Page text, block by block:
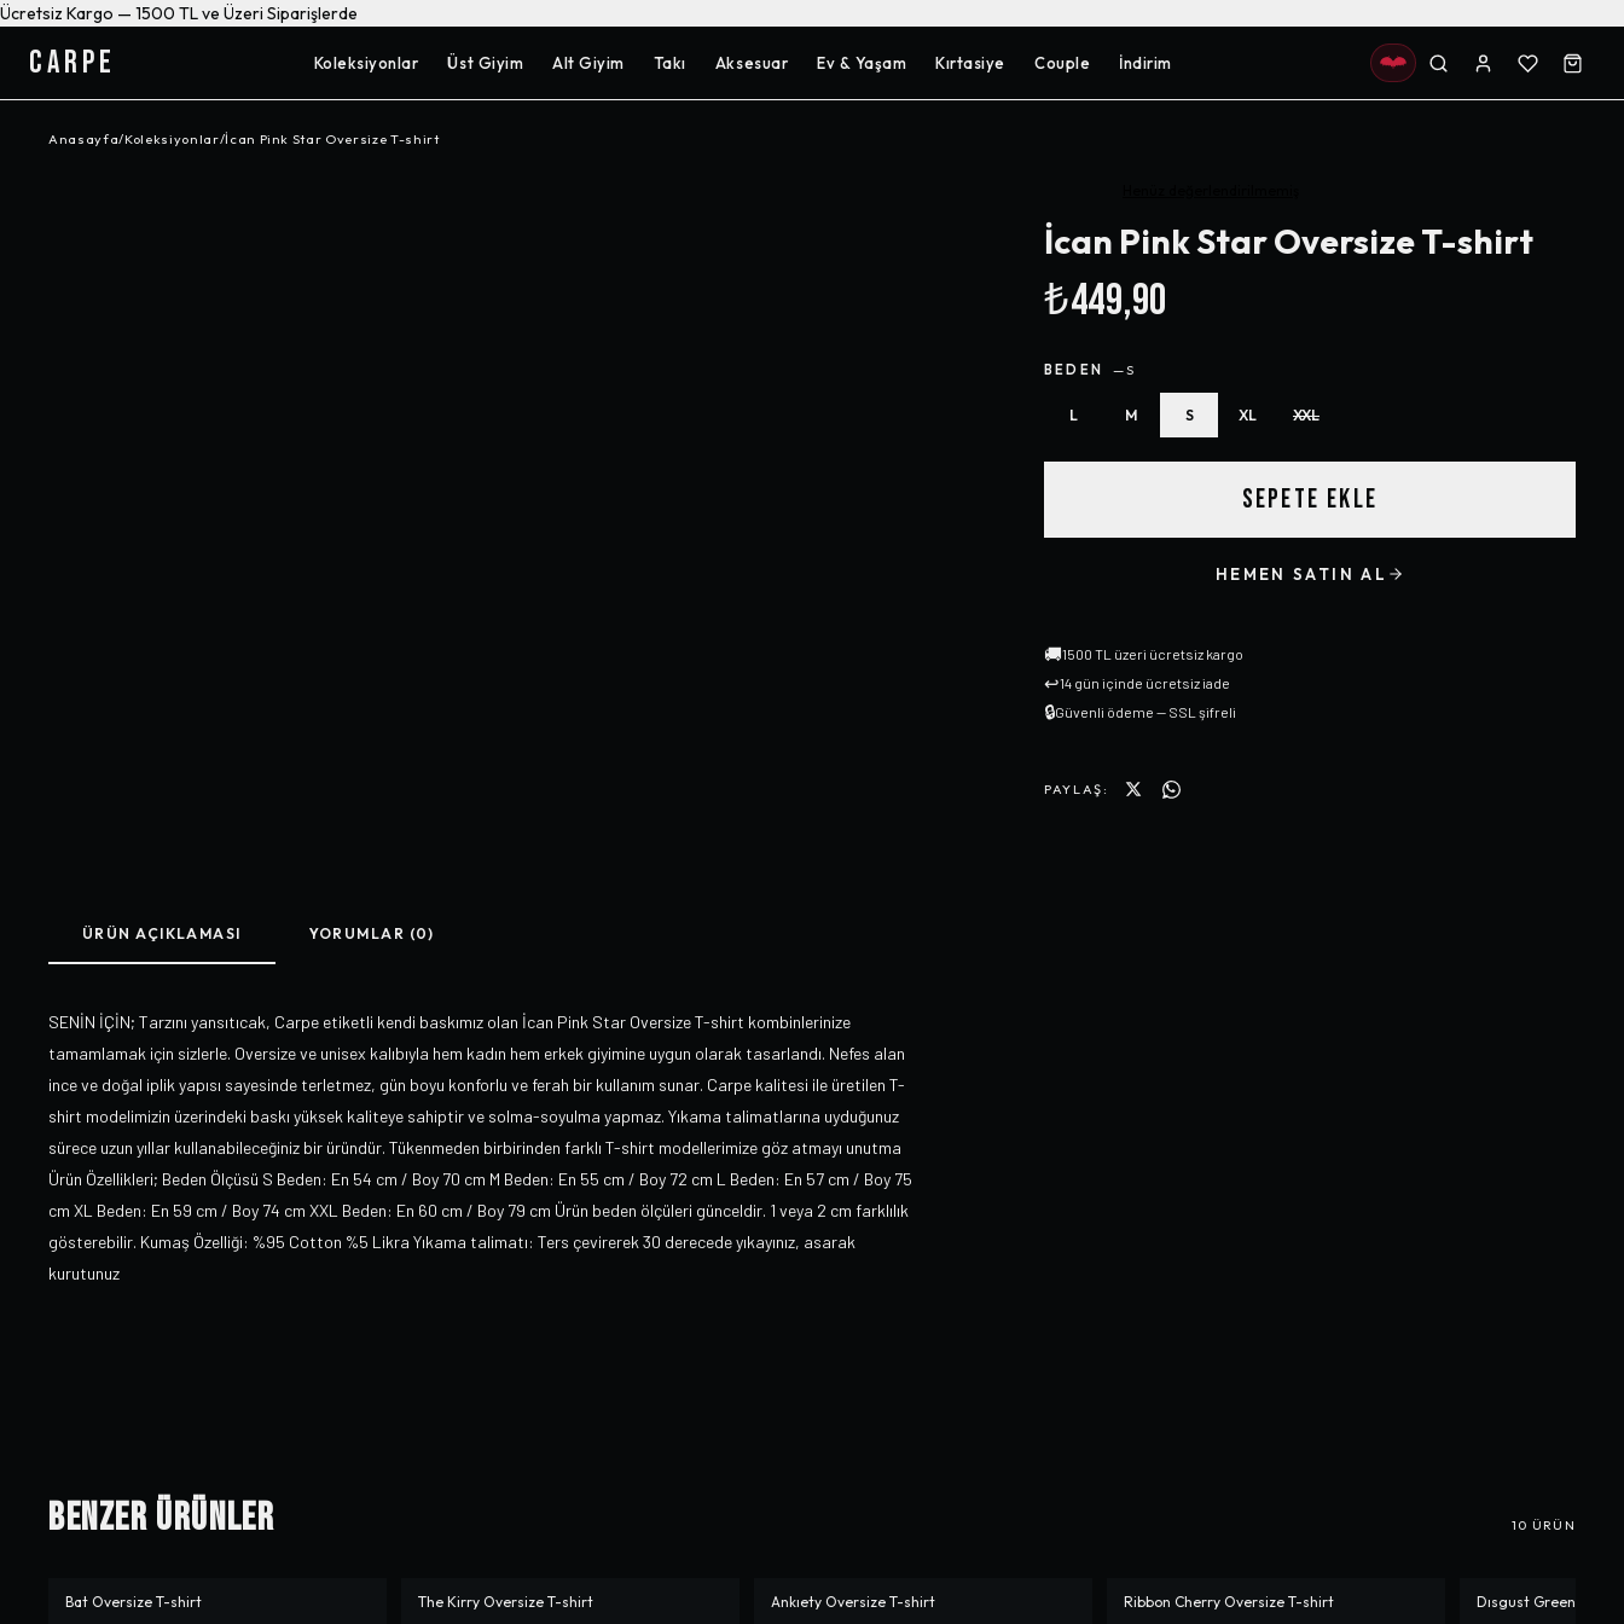
Ücretsiz Kargo — 1500 TL ve Üzeri Siparişlerde
CARPE Koleksiyonlar Üst Giyim Alt Giyim Takı Aksesuar Ev & Yaşam Kırtasiye Couple İndirim
Anasayfa/Koleksiyonlar/İcan Pink Star Oversize T-shirt
İcan Pink Star Oversize T-shirt
₺449,90
BEDEN —S
L M S XL XXL
SEPETE EKLE
HEMEN SATIN AL
🚚1500 TL üzeri ücretsiz kargo
↩14 gün içinde ücretsiz iade
🔒Güvenli ödeme — SSL şifreli
PAYLAŞ:
ÜRÜN AÇIKLAMASI YORUMLAR (0)
SENİN İÇİN; Tarzını yansıtıcak, Carpe etiketli kendi baskımız olan İcan Pink Star Oversize T-shirt kombinlerinize
tamamlamak için sizlerle. Oversize ve unisex kalıbıyla hem kadın hem erkek giyimine uygun olarak tasarlandı. Nefes alan
ince ve doğal iplik yapısı sayesinde terletmez, gün boyu konforlu ve ferah bir kullanım sunar. Carpe kalitesi ile üretilen T-
shirt modelimizin üzerindeki baskı yüksek kaliteye sahiptir ve solma-soyulma yapmaz. Yıkama talimatlarına uyduğunuz
sürece uzun yıllar kullanabileceğiniz bir üründür. Tükenmeden birbirinden farklı T-shirt modellerimize göz atmayı unutma
Ürün Özellikleri; Beden Ölçüsü S Beden: En 54 cm / Boy 70 cm M Beden: En 55 cm / Boy 72 cm L Beden: En 57 cm / Boy 75
cm XL Beden: En 59 cm / Boy 74 cm XXL Beden: En 60 cm / Boy 79 cm Ürün beden ölçüleri günceldir. 1 veya 2 cm farklılık
gösterebilir. Kumaş Özelliği: %95 Cotton %5 Likra Yıkama talimatı: Ters çevirerek 30 derecede yıkayınız, asarak
kurutunuz
Benzer Ürünler 10 ÜRÜN
-%10
Bat Oversize T-shirt -%10
The Kirry Oversize T-shirt -%10
Ankıety Oversize T-shirt -%10
Ribbon Cherry Oversize T-shirt -%10
Dısgust Green